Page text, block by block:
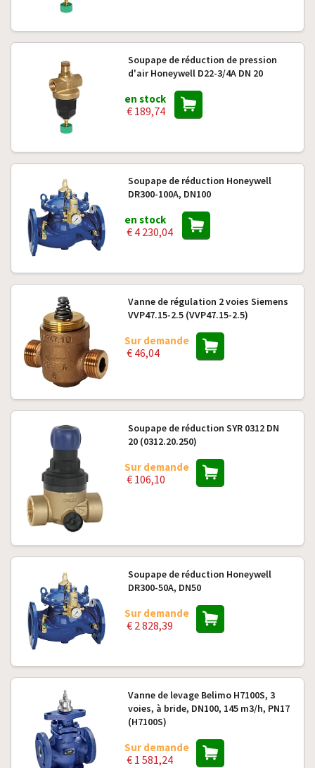
Soupape de réduction de pression
d'air Honeywell D22-3/4A DN 20
en stock
€ 189,74
Soupape de réduction Honeywell
DR300-100A, DN100
en stock
€ 4 230,04
Vanne de régulation 2 voies Siemens
VVP47.15-2.5 (VVP47.15-2.5)
Sur demande
€ 46,04
Soupape de réduction SYR 0312 DN
20 (0312.20.250)
Sur demande
€ 106,10
Soupape de réduction Honeywell
DR300-50A, DN50
Sur demande
€ 2 828,39
Vanne de levage Belimo H7100S, 3
voies, à bride, DN100, 145 m3/h, PN17
(H7100S)
Sur demande
€ 1 581,24